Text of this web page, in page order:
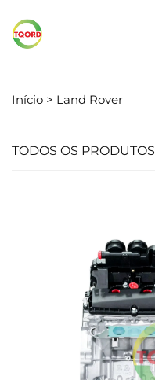
Início > Land Rover
TODOS OS PRODUTOS